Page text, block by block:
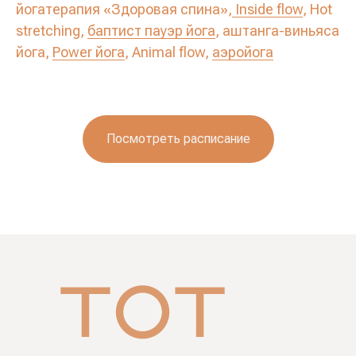
йогатерапия «Здоровая спина», Inside flow, Hot
stretching, баптист пауэр йога, аштанга-виньяса
йога, Power йога, Animal flow, аэройога
Посмотреть расписание